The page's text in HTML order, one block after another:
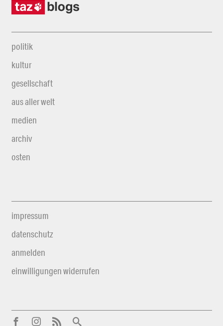
politik
kultur
gesellschaft
aus aller welt
medien
archiv
osten
impressum
datenschutz
anmelden
einwilligungen widerrufen